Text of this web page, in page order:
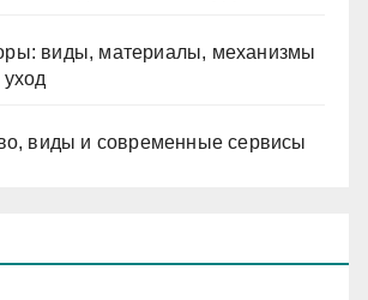
виды, материалы, механизмы
виды и современные сервисы